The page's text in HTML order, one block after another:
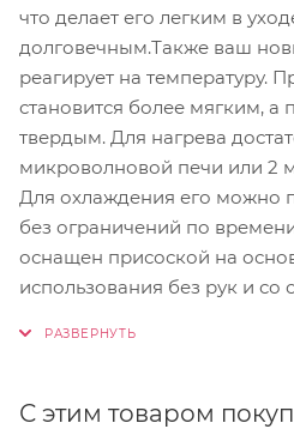
что делает его легким в
долговечным.Также ваш
реагирует на температуру.
становится более мягким, а
твердым. Для нагрева
микроволновой печи или 2
Для охлаждения его можно
без ограничений по
оснащен присоской на
использования без рук и со
С этим товаром